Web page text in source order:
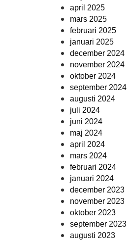
april 2025
mars 2025
februari 2025
januari 2025
december 2024
november 2024
oktober 2024
september 2024
augusti 2024
juli 2024
juni 2024
maj 2024
april 2024
mars 2024
februari 2024
januari 2024
december 2023
november 2023
oktober 2023
september 2023
augusti 2023